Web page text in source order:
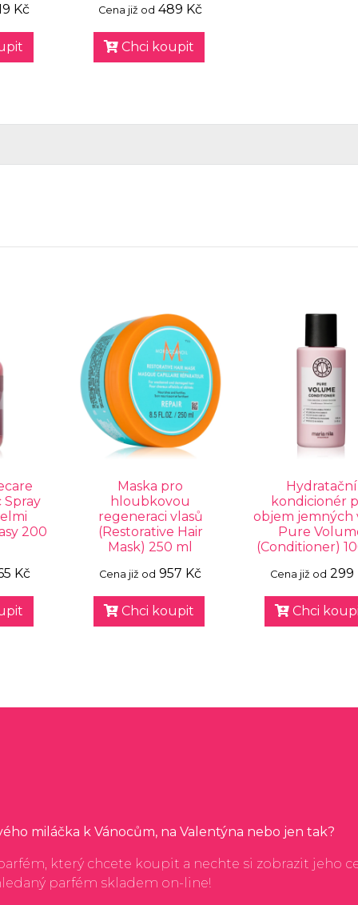
Kč
Cena již od 489 Kč
Chci koupit
Spray
200
Kč
Maska pro
hloubkovou
regeneraci vlasů
(Restorative Hair
Mask) 250 ml
Cena již od 957 Kč
Chci koupit
Hydratační
kondicionér
objem jemných
Pure
(Conditioner)
Cena již od 299
Chci
miláčka k Vánocům, na Valentýna nebo jen tak?
který chcete koupit a nechte si zobrazit jeho
parfém skladem on-line!